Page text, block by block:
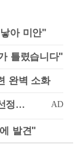
아 미안"
틀렸습니다"
완벽 소화
발견"